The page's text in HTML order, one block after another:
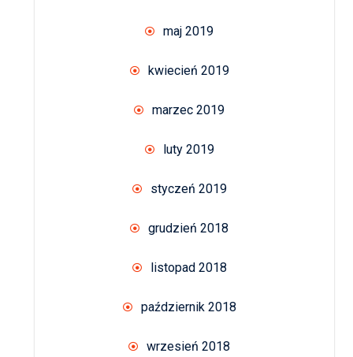
maj 2019
kwiecień 2019
marzec 2019
luty 2019
styczeń 2019
grudzień 2018
listopad 2018
październik 2018
wrzesień 2018